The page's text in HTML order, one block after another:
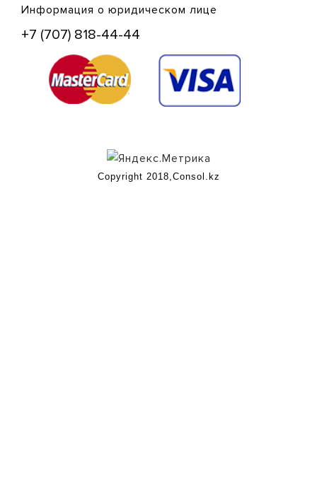
Информация о юридическом лице
+7 (707) 818-44-44
Copyright 2018,Consol.kz